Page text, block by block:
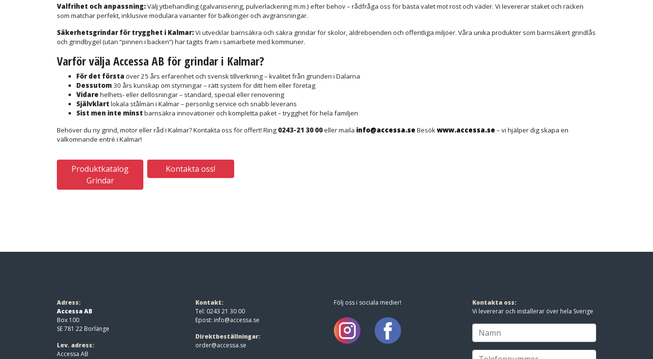
Valfrihet och anpassning:Välj ytbehandling (galvanisering, pulverlackering m.m.) efter behov – rådfråga oss för bästa valet mot rost och väder. Vi levererar staket och räcken
som matchar perfekt, inklusive modulära varianter för balkonger och avgränsningar.
Säkerhetsgrindar för trygghet i Kalmar:Vi utvecklar barnsäkra och säkra grindar för skolor, äldreboenden och offentliga miljöer. Våra unika produkter som barnsäkert grindlås
och grindbygel (utan “pinnen i backen”) har tagits fram i samarbete med kommuner.
Varför välja Accessa AB för grindar i Kalmar?
För det första över 25 års erfarenhet och svensk tillverkning – kvalitet från grunden i Dalarna
Dessutom 30 års kunskap om styrningar – rätt system för ditt hem eller företag
Vidare helhets- eller dellösningar – standard, special eller renovering
Självklart lokala stålmän i Kalmar – personlig service och snabb leverans
Sist men inte minst barnsäkra innovationer och kompletta paket – trygghet för hela familjen
Behöver du ny grind, motor eller råd i Kalmar? Kontakta oss för offert! Ring 0243-21 30 00eller maila info@accessa.se Besökwww.accessa.se – vi hjälper dig skapa en
välkomnande entré i Kalmar!
Produktkatalog
Grindar
Kontakta oss!
Adress:
Accessa AB
Box 100
SE 781 22 Borlänge
Lev. adress:
Accessa AB
Kontakt:
Tel: 0243 21 30 00
Epost: info@accessa.se
Direktbeställningar:
order@accessa.se
Följ oss i sociala medier!
Kontakta oss:
Vi levererar och installerar över hela Sverige